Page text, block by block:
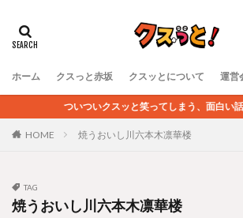
ホーム クスっと赤坂 クスッとについて 運営
ついついクスッと笑ってしまう、面白い話
HOME 焼うおいし川六本木凛華楼
TAG
焼うおいし川六本木凛華楼